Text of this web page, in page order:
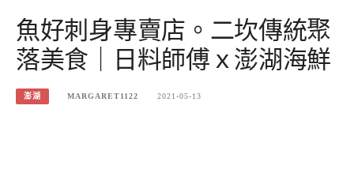
魚好刺身專賣店。二坎傳統聚
落美食｜日料師傅ｘ澎湖海鮮
澎湖 MARGARET1122 2021-05-13